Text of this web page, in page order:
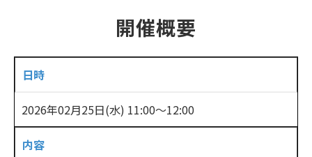
開催概要
日時
2026年02月25日(水) 11:00〜12:00
内容